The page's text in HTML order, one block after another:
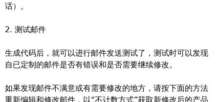
话）。
2. 测试邮件
生成代码后，就可以进行邮件发送测试了，测试时可以发现
自已定制的邮件是否有错误和是否需要继续修改。
如果发现邮件不满意或有需要修改的地方，请按下面的方法
重新编辑和修改邮件，以“不计数方式”获取新修改后的产品